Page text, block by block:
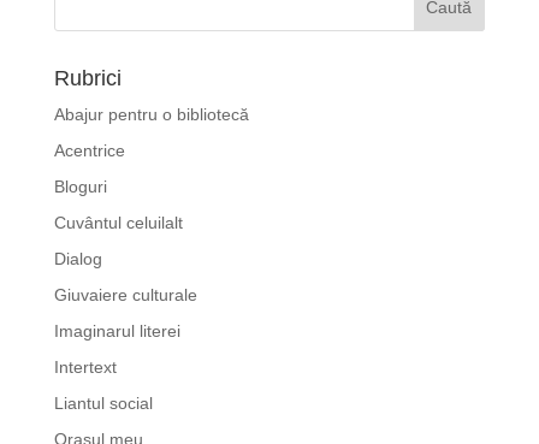
Rubrici
Abajur pentru o bibliotecă
Acentrice
Bloguri
Cuvântul celuilalt
Dialog
Giuvaiere culturale
Imaginarul literei
Intertext
Liantul social
Orașul meu